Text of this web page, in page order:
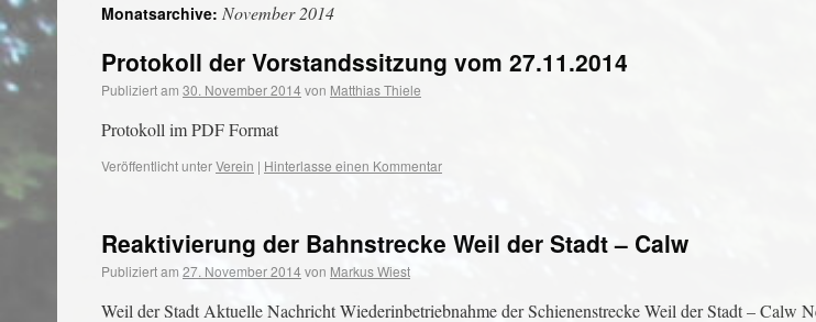
Monatsarchive: November 2014
Protokoll der Vorstandssitzung vom 27.11.2014
Publiziert am 30. November 2014von Matthias Thiele
Protokoll im PDF Format
Veröffentlicht unterVerein | Hinterlasse einen Kommentar
Reaktivierung der Bahnstrecke Weil der Stadt – Calw
Publiziert am 27. November 2014von Markus Wiest
Weil der Stadt Aktuelle Nachricht Wiederinbetriebnahme der Schienenstrecke Weil der Stadt – Calw